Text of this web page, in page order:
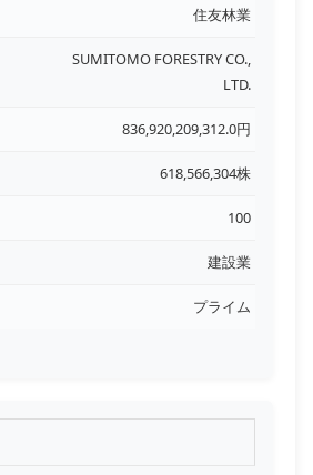
住友林業
SUMITOMO FORESTRY CO.,
LTD.
836,920,209,312.0円
618,566,304株
100
建設業
プライム